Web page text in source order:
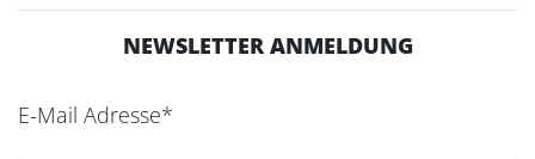
NEWSLETTER ANMELDUNG
E-Mail Adresse*